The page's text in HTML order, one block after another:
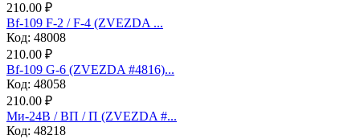
210.00 ₽
Bf-109 F-2 / F-4 (ZVEZDA ...
Код: 48008
210.00 ₽
Bf-109 G-6 (ZVEZDA #4816)...
Код: 48058
210.00 ₽
Ми-24В / ВП / П (ZVEZDA #...
Код: 48218